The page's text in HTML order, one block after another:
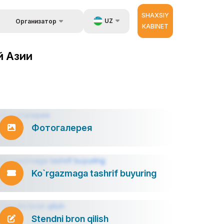
berish.
Организатор UZ
SHAXSIY
KABINET
Азии
Фотогалерея
Ko`rgazmaga tashrif buyuring
Stendni bron qilish